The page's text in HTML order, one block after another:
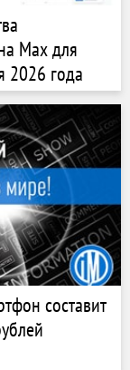
Max для
2026 года
составит